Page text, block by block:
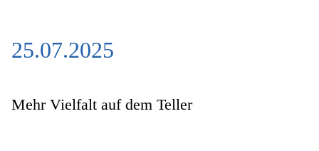
Das Technologieland
Innovationsfelder
25.07.2025
Mehr Vielfalt auf dem Teller